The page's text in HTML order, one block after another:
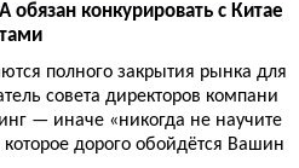
конкурировать с Китае
полного закрытия рынка для
совета директоров компани
— иначе «никогда не научите
дорого обойдётся Вашин